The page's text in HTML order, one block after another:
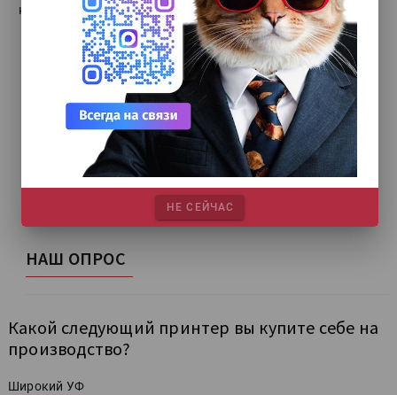
кастомизация решений.
НАШ ОПРОС
Какой следующий принтер вы купите себе на
производство?
Широкий УФ
НЕ СЕЙЧАС